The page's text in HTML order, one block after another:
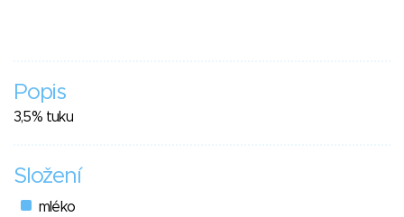
Popis
3,5% tuku
Složení
mléko